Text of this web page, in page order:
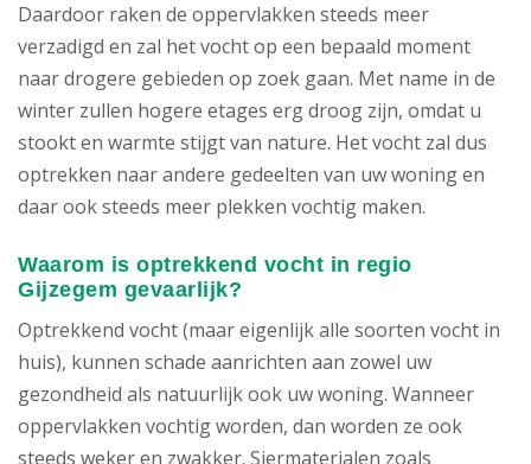
Daardoor raken de oppervlakken steeds meer
verzadigd en zal het vocht op een bepaald moment
naar drogere gebieden op zoek gaan. Met name in de
winter zullen hogere etages erg droog zijn, omdat u
stookt en warmte stijgt van nature. Het vocht zal dus
optrekken naar andere gedeelten van uw woning en
daar ook steeds meer plekken vochtig maken.
Waarom is optrekkend vocht in regio
Gijzegem gevaarlijk?
Optrekkend vocht (maar eigenlijk alle soorten vocht in
huis), kunnen schade aanrichten aan zowel uw
gezondheid als natuurlijk ook uw woning. Wanneer
oppervlakken vochtig worden, dan worden ze ook
steeds weker en zwakker. Siermaterialen zoals